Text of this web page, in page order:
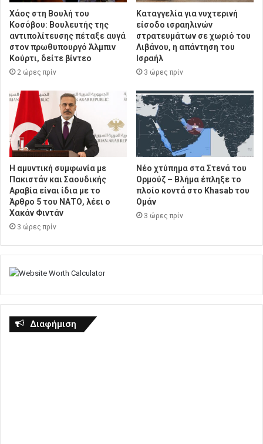
Χάος στη Βουλή του
Κοσόβου: Βουλευτής της
αντιπολίτευσης πέταξε αυγά
στον πρωθυπουργό Άλμπιν
Κούρτι, δείτε βίντεο
2 ώρες πρίν
Καταγγελία για νυχτερινή
είσοδο ισραηλινών
στρατευμάτων σε χωριό του
Λιβάνου, η απάντηση του
Ισραήλ
3 ώρες πρίν
Η αμυντική συμφωνία με
Πακιστάν και Σαουδικής
Αραβία είναι ίδια με το
Άρθρο 5 του ΝΑΤΟ, λέει ο
Χακάν Φιντάν
3 ώρες πρίν
Νέο χτύπημα στα Στενά του
Ορμούζ – Βλήμα έπληξε το
πλοίο κοντά στο Khasab του
Ομάν
3 ώρες πρίν
Διαφήμιση